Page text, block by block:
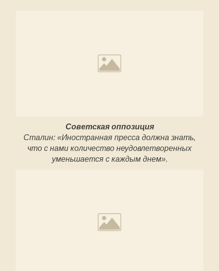
Советская оппозиция
Сталин: «Иностранная пресса должна знать,
что с нами количество неудовлетворенных
уменьшается с каждым днем».